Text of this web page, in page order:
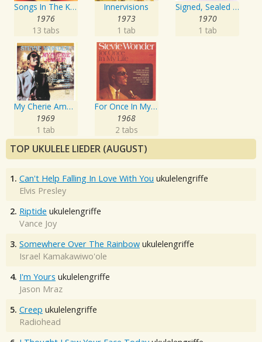
Songs In The Key Of Life
1976
13 tabs
Innervisions
1973
1 tab
Signed, Sealed And Delivered
1970
1 tab
My Cherie Amour
1969
1 tab
For Once In My Life
1968
2 tabs
TOP UKULELE LIEDER (AUGUST)
1. Can't Help Falling In Love With You ukulelengriffe
Elvis Presley
2. Riptide ukulelengriffe
Vance Joy
3. Somewhere Over The Rainbow ukulelengriffe
Israel Kamakawiwo'ole
4. I'm Yours ukulelengriffe
Jason Mraz
5. Creep ukulelengriffe
Radiohead